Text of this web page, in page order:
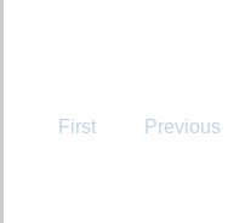
First Previous